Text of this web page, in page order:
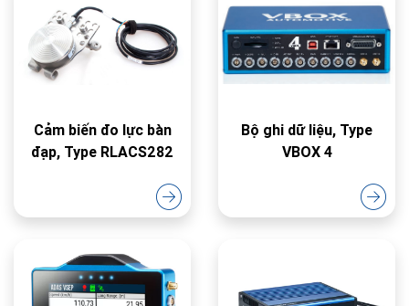
Cảm biến đo lực bàn
đạp, Type RLACS282
Bộ ghi dữ liệu, Type
VBOX 4